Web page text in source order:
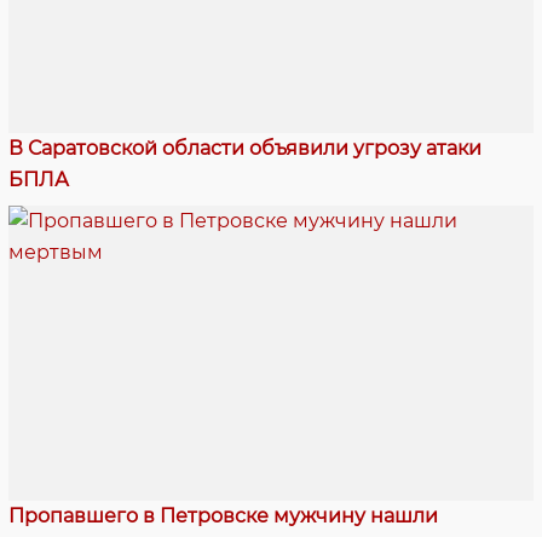
В Саратовской области объявили угрозу атаки
БПЛА
Пропавшего в Петровске мужчину нашли